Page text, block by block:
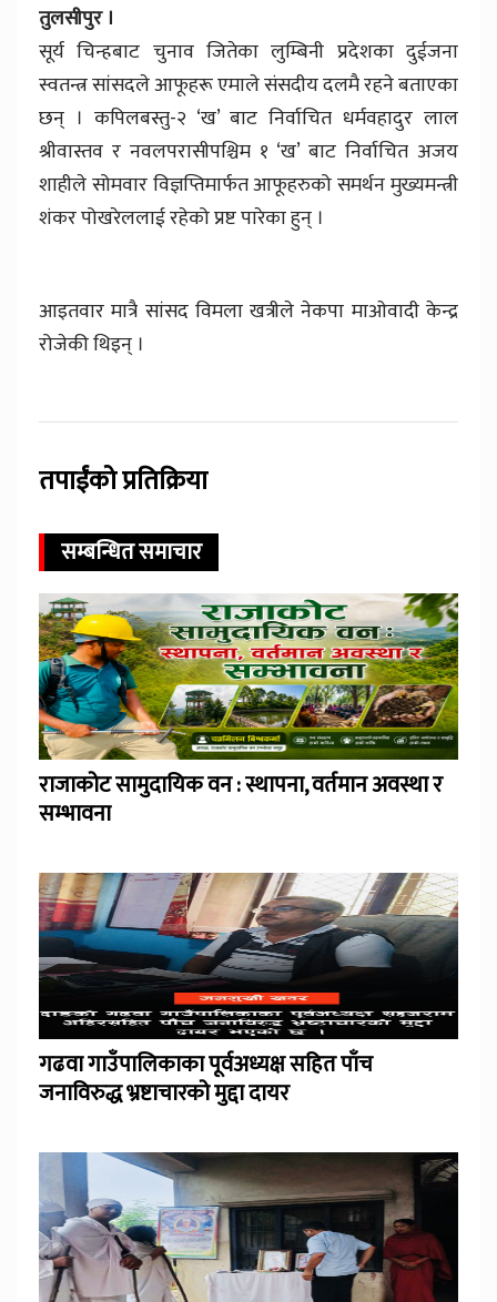
तुलसीपुर ।
सूर्य चिन्हबाट चुनाव जितेका लुम्बिनी प्रदेशका दुईजना
स्वतन्त्र सांसदले आफूहरू एमाले संसदीय दलमै रहने बताएका
छन् । कपिलबस्तु-२ ‘ख’ बाट निर्वाचित धर्मवहादुर लाल
श्रीवास्तव र नवलपरासीपश्चिम १ ‘ख’ बाट निर्वाचित अजय
शाहीले सोमवार विज्ञप्तिमार्फत आफूहरुको समर्थन मुख्यमन्त्री
शंकर पोखरेललाई रहेको प्रष्ट पारेका हुन् ।
आइतवार मात्रै सांसद विमला खत्रीले नेकपा माओवादी केन्द्र
रोजेकी थिइन् ।
तपाईंको प्रतिक्रिया
सम्बन्धित समाचार
राजाकोट सामुदायिक वन : स्थापना, वर्तमान अवस्था र
सम्भावना
गढवा गाउँपालिकाका पूर्वअध्यक्ष सहित पाँच
जनाविरुद्ध भ्रष्टाचारको मुद्दा दायर